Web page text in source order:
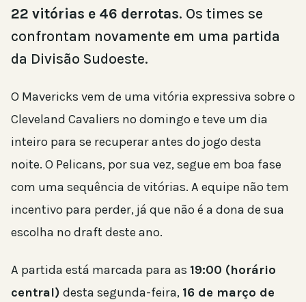
22 vitórias e 46 derrotas. Os times se
confrontam novamente em uma partida
da Divisão Sudoeste.
O Mavericks vem de uma vitória expressiva sobre o
Cleveland Cavaliers no domingo e teve um dia
inteiro para se recuperar antes do jogo desta
noite. O Pelicans, por sua vez, segue em boa fase
com uma sequência de vitórias. A equipe não tem
incentivo para perder, já que não é a dona de sua
escolha no draft deste ano.
A partida está marcada para as 19:00 (horário
central) desta segunda-feira, 16 de março de